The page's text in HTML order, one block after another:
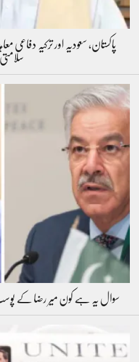
پاکستان، سعودیہ اور ترکیہ دفاعی
سوال یہ ہے کون میر رضا کے